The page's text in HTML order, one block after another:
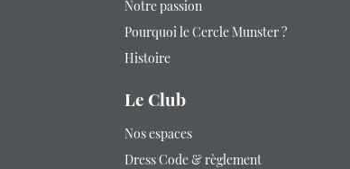
Notre passion
Pourquoi le Cercle Munster ?
Histoire
Le Club
Nos espaces
Dress Code & règlement